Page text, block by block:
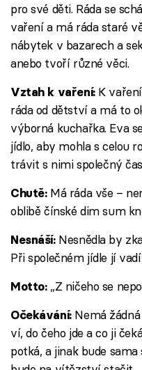
pro své děti. Ráda se
vaření a má ráda staré
nábytek v bazarech a
anebo tvoří různé věci.
Vztah k vaření: K
ráda od dětství a má to
výborná kuchařka. Eva
jídlo, aby mohla s celou
trávit s nimi společný
Chutě: Má ráda vše –
oblibě čínské dim sum
Nesnáší: Nesnědla by
Při společném jídle jí
Motto: „Z ničeho se
Očekávání: Nemá
ví, do čeho jde a co ji
potká, a jinak bude